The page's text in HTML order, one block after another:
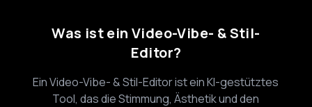
Was ist ein Video-Vibe- & Stil-
Editor?
Ein Video-Vibe- & Stil-Editor ist ein KI-gestütztes
Tool, das die Stimmung, Ästhetik und den